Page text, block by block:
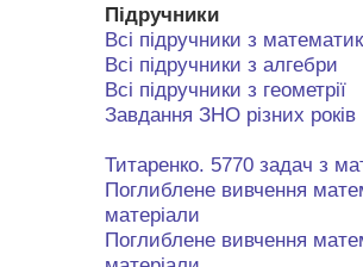
Підручники
Всі підручники з
Всі підручники з алгебри
Всі підручники з геометрії
Завдання ЗНО різних років
Титаренко. 5770 задач з
Поглиблене вивчення
матеріали
Поглиблене вивчення